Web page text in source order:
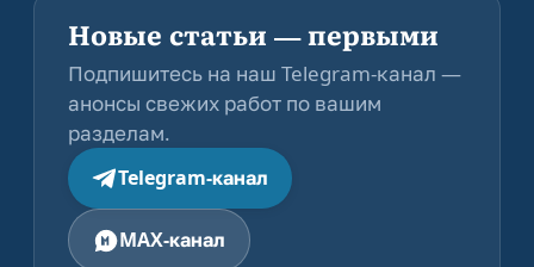
Новые статьи — первыми
Подпишитесь на наш Telegram-канал —
анонсы свежих работ по вашим
разделам.
Telegram-канал
MAX-канал